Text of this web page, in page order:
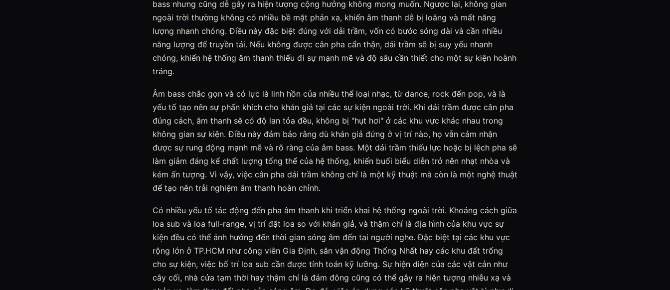
bass nhưng cũng dễ gây ra hiện tượng cộng hưởng không mong muốn. Ngược lại, không gian
ngoài trời thường không có nhiều bề mặt phản xạ, khiến âm thanh dễ bị loãng và mất năng
lượng nhanh chóng. Điều này đặc biệt đúng với dải trầm, vốn có bước sóng dài và cần nhiều
năng lượng để truyền tải. Nếu không được cân pha cẩn thận, dải trầm sẽ bị suy yếu nhanh
chóng, khiến hệ thống âm thanh thiếu đi sự mạnh mẽ và độ sâu cần thiết cho một sự kiện hoành
tráng.
Âm bass chắc gọn và có lực là linh hồn của nhiều thể loại nhạc, từ dance, rock đến pop, và là
yếu tố tạo nên sự phấn khích cho khán giả tại các sự kiện ngoài trời. Khi dải trầm được cân pha
đúng cách, âm thanh sẽ có độ lan tỏa đều, không bị "hụt hơi" ở các khu vực khác nhau trong
không gian sự kiện. Điều này đảm bảo rằng dù khán giả đứng ở vị trí nào, họ vẫn cảm nhận
được sự rung động mạnh mẽ và rõ ràng của âm bass. Một dải trầm thiếu lực hoặc bị lệch pha sẽ
làm giảm đáng kể chất lượng tổng thể của hệ thống, khiến buổi biểu diễn trở nên nhạt nhòa và
kém ấn tượng. Vì vậy, việc cân pha dải trầm không chỉ là một kỹ thuật mà còn là một nghệ thuật
để tạo nên trải nghiệm âm thanh hoàn chỉnh.
Có nhiều yếu tố tác động đến pha âm thanh khi triển khai hệ thống ngoài trời. Khoảng cách giữa
loa sub và loa full-range, vị trí đặt loa so với khán giả, và thậm chí là địa hình của khu vực sự
kiện đều có thể ảnh hưởng đến thời gian sóng âm đến tai người nghe. Đặc biệt tại các khu vực
rộng lớn ở TP.HCM như công viên Gia Định, sân vận động Thống Nhất hay các khu đất trống
cho sự kiện, việc bố trí loa sub cần được tính toán kỹ lưỡng. Sự hiện diện của các vật cản như
cây cối, nhà cửa tạm thời hay thậm chí là đám đông cũng có thể gây ra hiện tượng nhiễu xạ và